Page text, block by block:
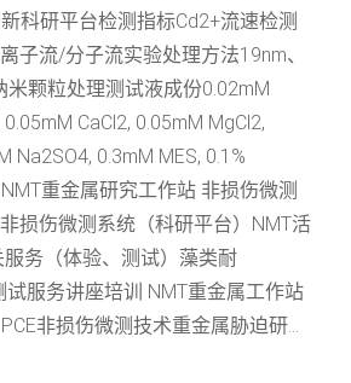
科研平台检测指标Cd2+流速检测
子流/分子流实验处理方法19nm、
米颗粒处理测试液成份0.02mM
0.05mM CaCl2, 0.05mM MgCl2,
Na2SO4, 0.3mM MES, 0.1%
重金属研究工作站 非损伤微测
损伤微测系统（科研平台）NMT活
务（体验、测试）藻类耐
试服务讲座培训 NMT重金属工作站
非损伤微测技术重金属胁迫研...